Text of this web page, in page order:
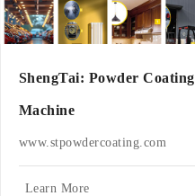
ShengTai: Powder Coating
Machine
www.stpowdercoating.com
Learn More